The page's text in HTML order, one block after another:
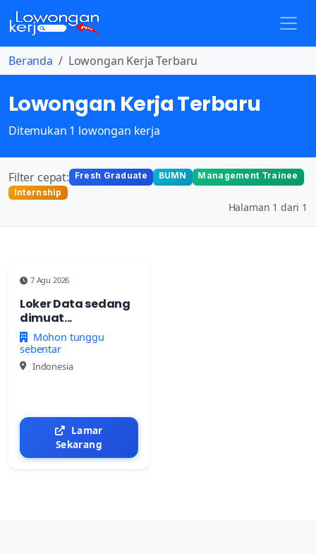
Beranda Lowongan Kerja Terbaru
Lowongan Kerja Terbaru
Ditemukan 1 lowongan kerja
Filter cepat: Fresh Graduate BUMN
Management Trainee
Internship
Halaman 1 dari 1
7 Agu 2026
Loker Data sedang
dimuat...
Mohon tunggu
sebentar
Indonesia
Lamar
Sekarang